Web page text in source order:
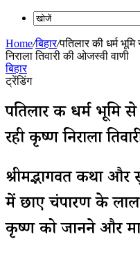
Home/बिहार/पतिलार की धर्म
निराला तिवारी की ओजस्वी वाणी
बिहार
ट्रेंडिंग
पतिलार की धर्म
रही कृष्ण निराला
श्रीमद्भागवत कथा
में छाए चंपारण के
कृष्ण को जानने और